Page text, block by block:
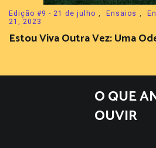
Edição #9 - 21 de julho , Ensaios ,
21, 2023
Estou Viva Outra Vez: Uma
O QUE
OUVIR